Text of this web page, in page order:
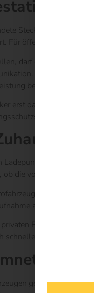
Stecker sowohl von
Für öffentliche oder
darf die maximal
Dabei werden
bestimmt, wird
erst dann Spannung
dafür,
besteht
die vorhandene
über eine
ausgelegt
Bereich die
Ladevorgänge.
gewinnt ein